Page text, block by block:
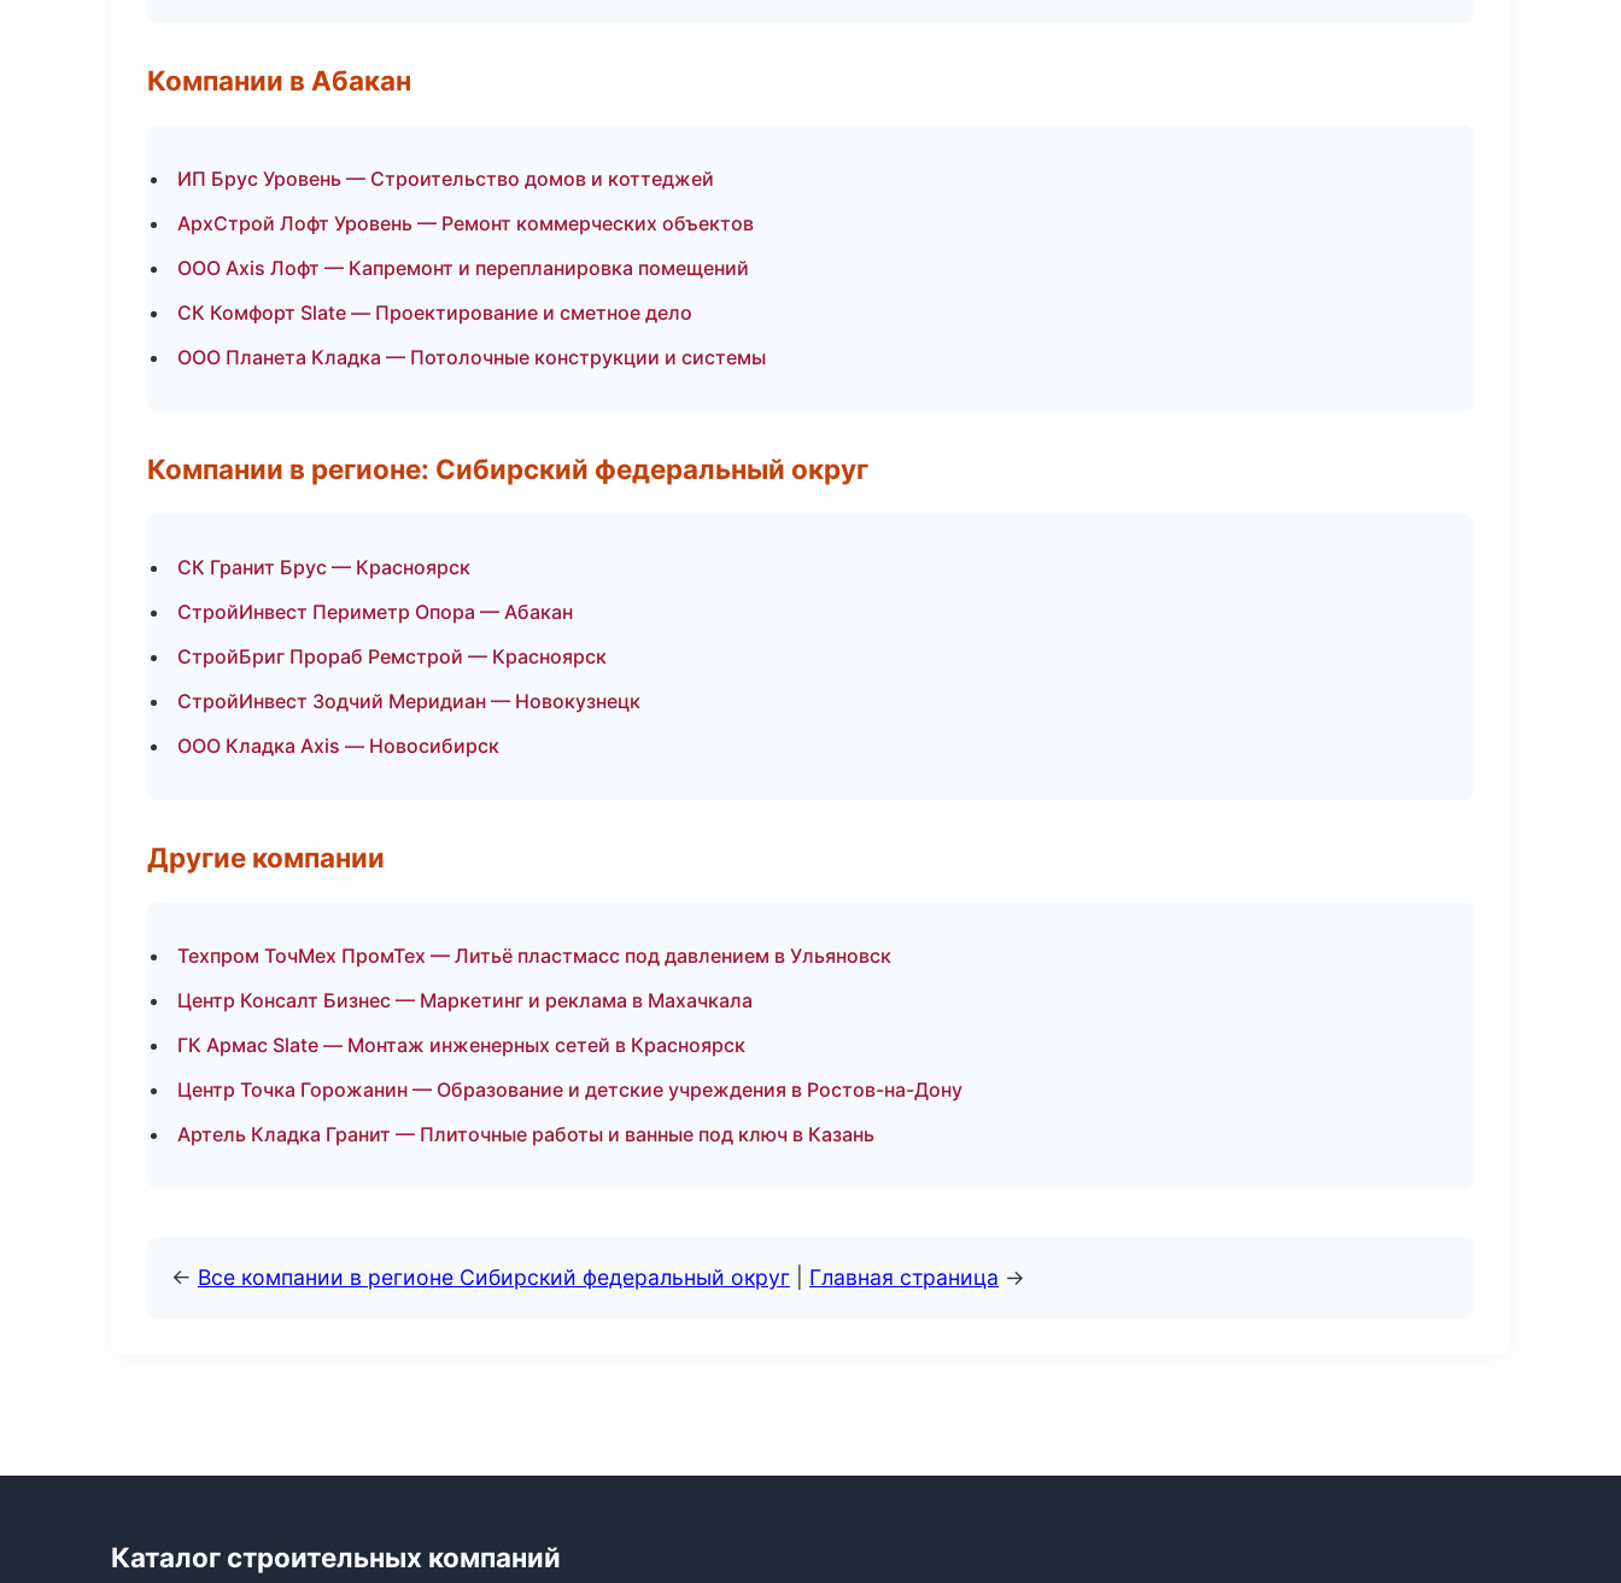
Компании в Абакан
ИП Брус Уровень — Строительство домов и коттеджей
АрхСтрой Лофт Уровень — Ремонт коммерческих объектов
ООО Axis Лофт — Капремонт и перепланировка помещений
СК Комфорт Slate — Проектирование и сметное дело
ООО Планета Кладка — Потолочные конструкции и системы
Компании в регионе: Сибирский федеральный округ
СК Гранит Брус — Красноярск
СтройИнвест Периметр Опора — Абакан
СтройБриг Прораб Ремстрой — Красноярск
СтройИнвест Зодчий Меридиан — Новокузнецк
ООО Кладка Axis — Новосибирск
Другие компании
Техпром ТочМех ПромТех — Литьё пластмасс под давлением в Ульяновск
Центр Консалт Бизнес — Маркетинг и реклама в Махачкала
ГК Армас Slate — Монтаж инженерных сетей в Красноярск
Центр Точка Горожанин — Образование и детские учреждения в Ростов-на-Дону
Артель Кладка Гранит — Плиточные работы и ванные под ключ в Казань
← Все компании в регионе Сибирский федеральный округ Главная страница →
Каталог строительных компаний